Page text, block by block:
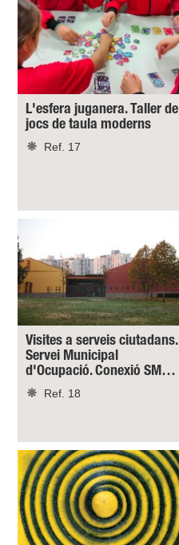
L'esfera juganera. Taller de
jocs de taula moderns
Ref. 17
Visites a serveis ciutadans.
Servei Municipal
d'Ocupació. Conexió SM…
Ref. 18